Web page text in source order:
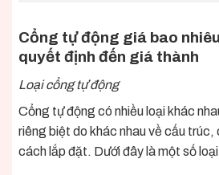
Cổng tự động giá bao
quyết định đến giá thành
Loại cổng tự động
Cổng tự động có nhiều loại khác
riêng biệt do khác nhau về cấu
cách lắp đặt. Dưới đây là một số